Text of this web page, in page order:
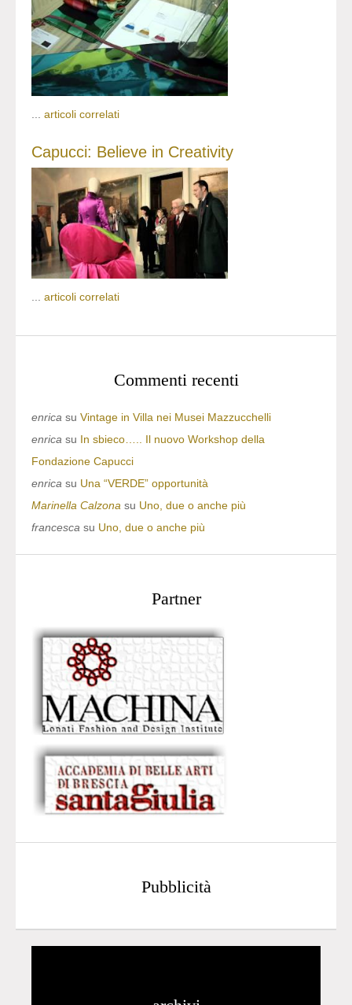
... articoli correlati
Capucci: Believe in Creativity
articoli correlati
Commenti recenti
enrica su Vintage in Villa nei Musei Mazzucchelli
enrica su In sbieco….. Il nuovo Workshop della
Fondazione Capucci
enrica su Una “VERDE” opportunità
Marinella Calzona su Uno, due o anche più
francesca su Uno, due o anche più
Partner
Pubblicità